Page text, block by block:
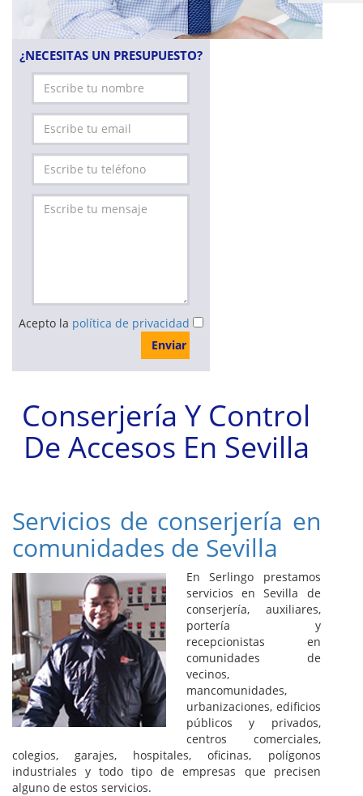
¿NECESITAS UN PRESUPUESTO?
Acepto la política de privacidad
Enviar
Conserjería Y Control
De Accesos En Sevilla
Servicios de conserjería en
comunidades de Sevilla
En Serlingo prestamos
servicios en Sevilla de
conserjería, auxiliares,
portería y
recepcionistas en
comunidades de
vecinos,
mancomunidades,
urbanizaciones, edificios
públicos y privados,
centros comerciales,
colegios, garajes, hospitales, oficinas, polígonos
industriales y todo tipo de empresas que precisen
alguno de estos servicios.